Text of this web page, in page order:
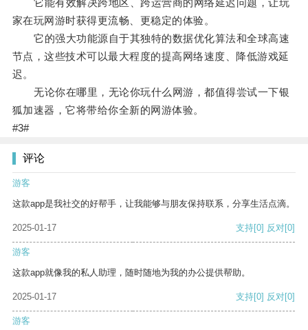
它能有效解决跨地区、跨运营商的网络延迟问题，让玩
家在玩网游时获得更流畅、更稳定的体验。
它的强大功能源自于其独特的数据优化算法和全球高速
节点，这些技术可以最大程度的提高网络速度、降低游戏延
迟。
无论你在哪里，无论你玩什么网游，都值得尝试一下银
狐加速器，它将带给你全新的网游体验。
#3#
评论
游客
这款app是我社交的好帮手，让我能够与朋友保持联系，分享生活点滴。
2025-01-17 支持[0] 反对[0]
游客
这款app就像我的私人助理，随时随地为我的办公提供帮助。
2025-01-17 支持[0] 反对[0]
游客